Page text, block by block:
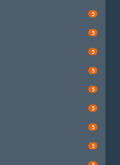
5
5
5
5
5
5
5
5